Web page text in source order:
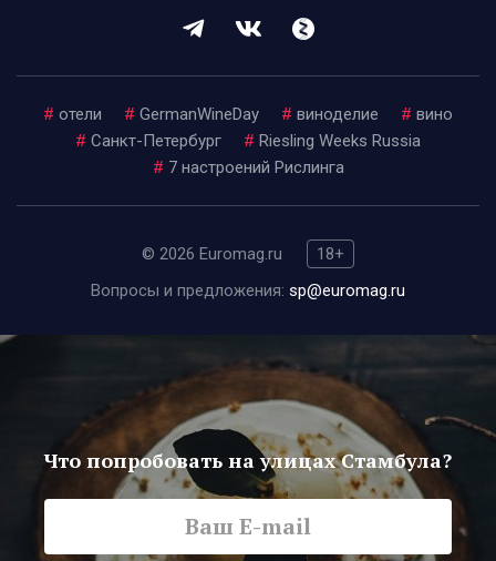
# отели # GermanWineDay # виноделие # вино
# Санкт-Петербург # Riesling Weeks Russia
# 7 настроений Рислинга
© 2026 Euromag.ru
18+
Вопросы и предложения: sp@euromag.ru
Что попробовать на улицах Стамбула?